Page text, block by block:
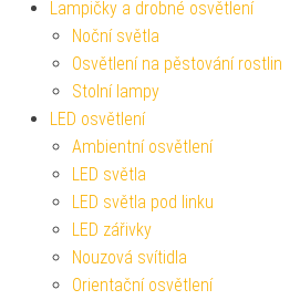
Lampičky a drobné osvětlení
Noční světla
Osvětlení na pěstování rostlin
Stolní lampy
LED osvětlení
Ambientní osvětlení
LED světla
LED světla pod linku
LED zářivky
Nouzová svítidla
Orientační osvětlení